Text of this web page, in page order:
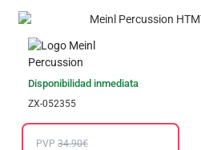
Disponibilidad inmediata
ZX-052355
PVP 34.90€